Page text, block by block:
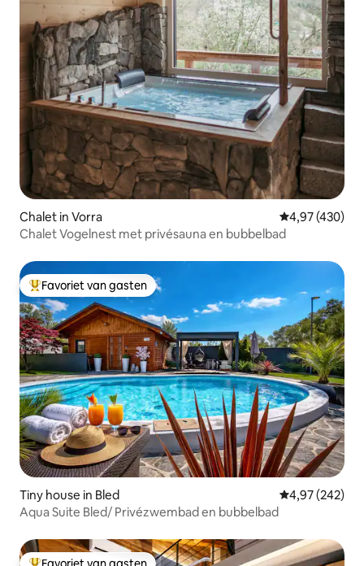
Chalet in Vorra Gemiddelde
4,97 (430)
Chalet Vogelnest met privésauna en bubbelbad
Topfavoriet van gasten
Favoriet van gasten
Tiny house in Bled Gemiddelde
4,97 (242)
Aqua Suite Bled/ Privézwembad en bubbelbad